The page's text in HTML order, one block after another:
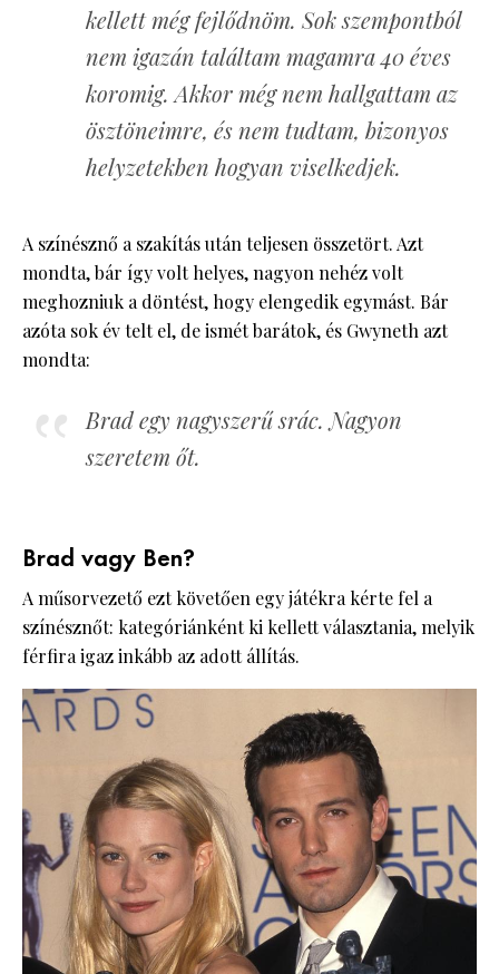
kellett még fejlődnöm. Sok szempontból
nem igazán találtam magamra 40 éves
koromig. Akkor még nem hallgattam az
ösztöneimre, és nem tudtam, bizonyos
helyzetekben hogyan viselkedjek.
A színésznő a szakítás után teljesen összetört. Azt
mondta, bár így volt helyes, nagyon nehéz volt
meghozniuk a döntést, hogy elengedik egymást. Bár
azóta sok év telt el, de ismét barátok, és Gwyneth azt
mondta:
Brad egy nagyszerű srác. Nagyon
szeretem őt.
Brad vagy Ben?
A műsorvezető ezt követően egy játékra kérte fel a
színésznőt: kategóriánként ki kellett választania, melyik
férfira igaz inkább az adott állítás.